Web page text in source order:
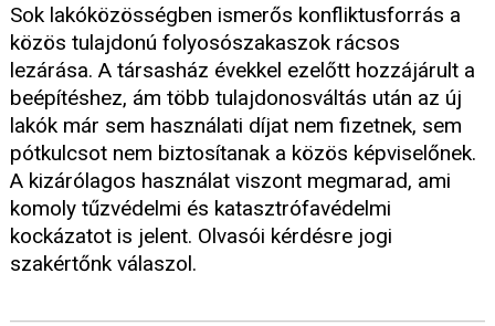
Sok lakóközösségben ismerős konfliktusforrás a
közös tulajdonú folyosószakaszok rácsos
lezárása. A társasház évekkel ezelőtt hozzájárult a
beépítéshez, ám több tulajdonosváltás után az új
lakók már sem használati díjat nem fizetnek, sem
pótkulcsot nem biztosítanak a közös képviselőnek.
A kizárólagos használat viszont megmarad, ami
komoly tűzvédelmi és katasztrófavédelmi
kockázatot is jelent. Olvasói kérdésre jogi
szakértőnk válaszol.